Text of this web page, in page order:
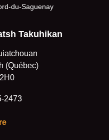
vous
Takuhikan
(Québec)
2473